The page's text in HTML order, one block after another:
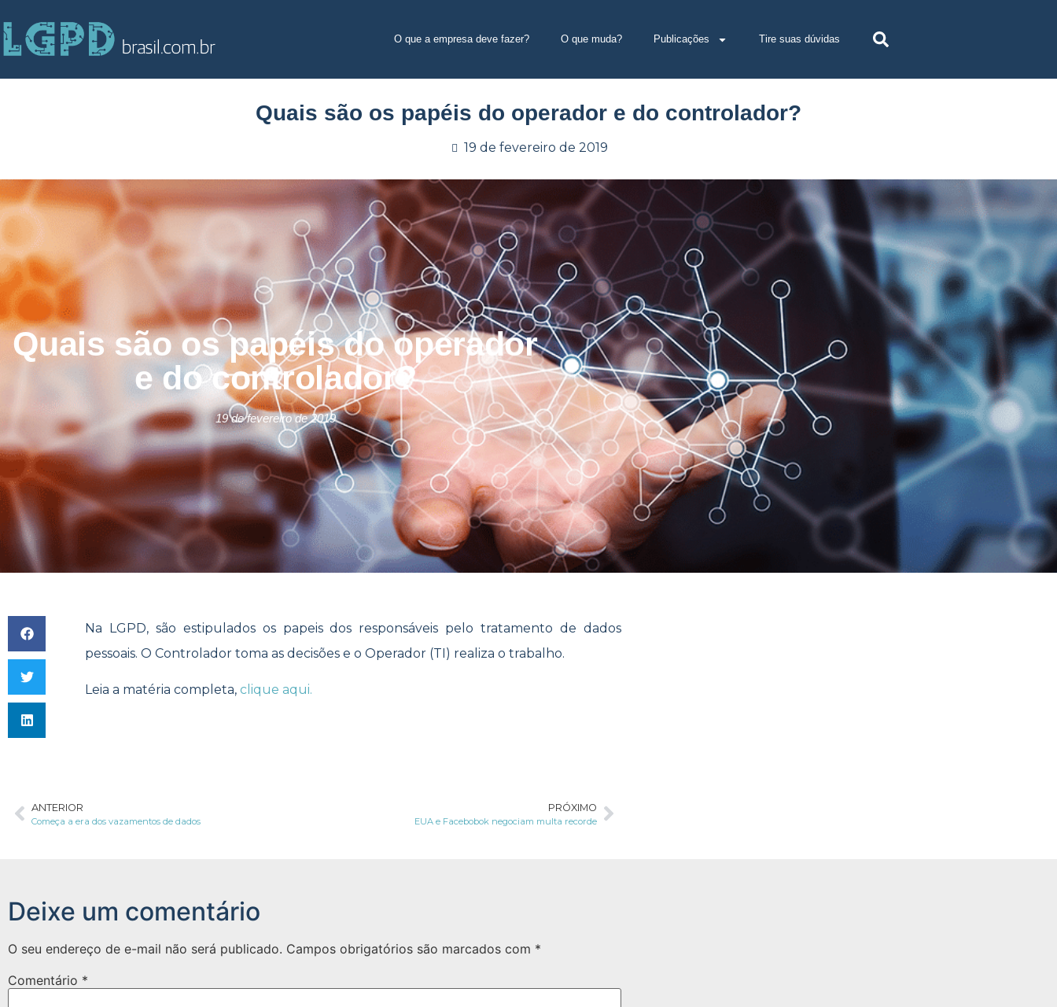
O que a empresa deve fazer? O que muda? Publicações Tire suas dúvidas
Quais são os papéis do operador e do controlador?
19 de fevereiro de 2019
Quais são os papéis do operador
e do controlador?
19 de fevereiro de 2019
Na LGPD, são estipulados os papeis dos responsáveis pelo tratamento de dados
pessoais. O Controlador toma as decisões e o Operador (TI) realiza o trabalho.
Leia a matéria completa, clique aqui.
ANTERIOR
Começa a era dos vazamentos de dados
PRÓXIMO
EUA e Facebobok negociam multa recorde
Deixe um comentário
O seu endereço de e-mail não será publicado. Campos obrigatórios são marcados com *
Comentário *